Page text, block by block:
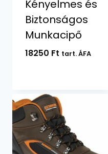
Kényelmes és
Biztonságos
Munkacipő
18250 Ft tart. ÁFA